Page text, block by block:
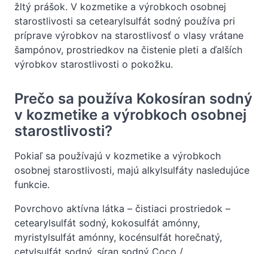
žltý prášok. V kozmetike a výrobkoch osobnej
starostlivosti sa cetearylsulfát sodný používa pri
príprave výrobkov na starostlivosť o vlasy vrátane
šampónov, prostriedkov na čistenie pleti a ďalších
výrobkov starostlivosti o pokožku.
Prečo sa používa Kokosíran sodný
v kozmetike a výrobkoch osobnej
starostlivosti?
Pokiaľ sa používajú v kozmetike a výrobkoch
osobnej starostlivosti, majú alkylsulfáty nasledujúce
funkcie.
Povrchovo aktívna látka – čistiaci prostriedok –
cetearylsulfát sodný, kokosulfát amónny,
myristylsulfát amónny, kocénsulfát horečnatý,
cetylsulfát sodný, síran sodný Coco /